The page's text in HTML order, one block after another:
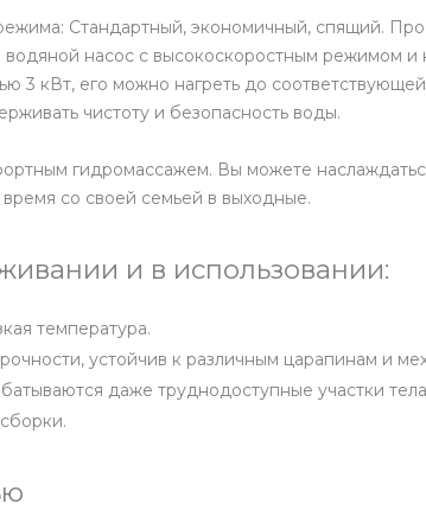
Стандартный, экономичный, спящий.
насос с высокоскоростным режимом
3 кВт, его можно нагреть до
чистоту и безопасность воды.
гидромассажем. Вы можете
со своей семьей в выходные.
и в использовании:
температура.
устойчив к различным царапинам и
даже труднодоступные участки